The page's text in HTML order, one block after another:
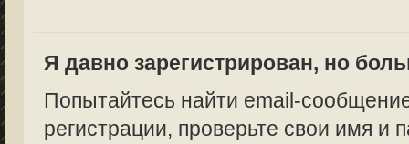
Я давно зарегистрирован, но
Попытайтесь найти email-
регистрации, проверьте свои имя и